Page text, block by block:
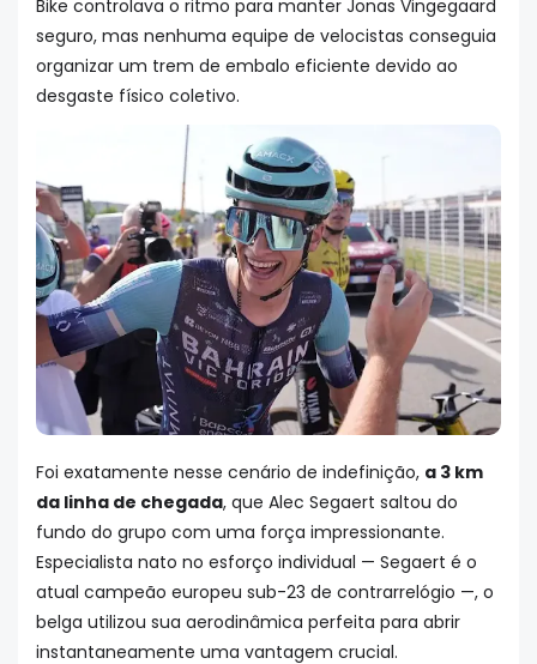
Bike controlava o ritmo para manter Jonas Vingegaard
seguro, mas nenhuma equipe de velocistas conseguia
organizar um trem de embalo eficiente devido ao
desgaste físico coletivo.
Foi exatamente nesse cenário de indefinição, a 3 km
da linha de chegada, que Alec Segaert saltou do
fundo do grupo com uma força impressionante.
Especialista nato no esforço individual — Segaert é o
atual campeão europeu sub-23 de contrarrelógio —, o
belga utilizou sua aerodinâmica perfeita para abrir
instantaneamente uma vantagem crucial.